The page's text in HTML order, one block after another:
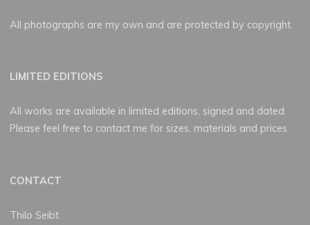
All photographs are my own and are protected by copyright.
LIMITED EDITIONS
All works are available in limited editions, signed and dated.
Please feel free to contact me for sizes, materials and prices.
CONTACT
Thilo Seibt